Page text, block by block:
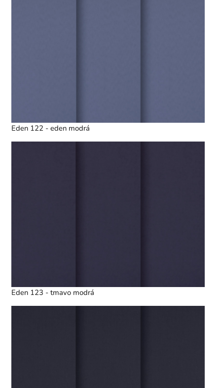
Eden 122 - eden modrá
Eden 123 - tmavo modrá